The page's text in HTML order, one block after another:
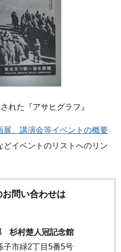
れた『アサヒグラフ』
展、講演会等イベントの概要
イベントのリストへのリン
問い合わせは
杉村楚人冠記念館
市緑2丁目5番5号